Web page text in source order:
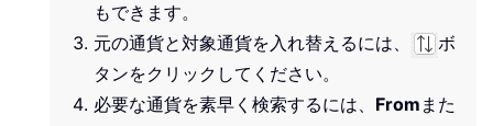
もできます。
元の通貨と対象通貨を入れ替えるには、
ボ
タンをクリックしてください。
必要な通貨を素早く検索するには、 From また